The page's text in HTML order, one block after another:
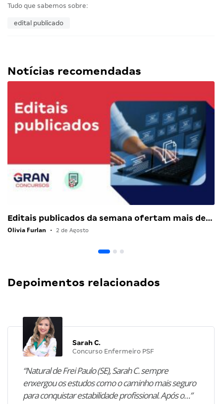
Tudo que sabemos sobre:
edital publicado
Notícias recomendadas
Editais publicados da semana ofertam mais de…
Olivia Furlan • 2 de Agosto
Depoimentos relacionados
Sarah C.
Concurso Enfermeiro PSF
“Natural de Frei Paulo (SE), Sarah C. sempre
enxergou os estudos como o caminho mais seguro
para conquistar estabilidade profissional. Após o…”